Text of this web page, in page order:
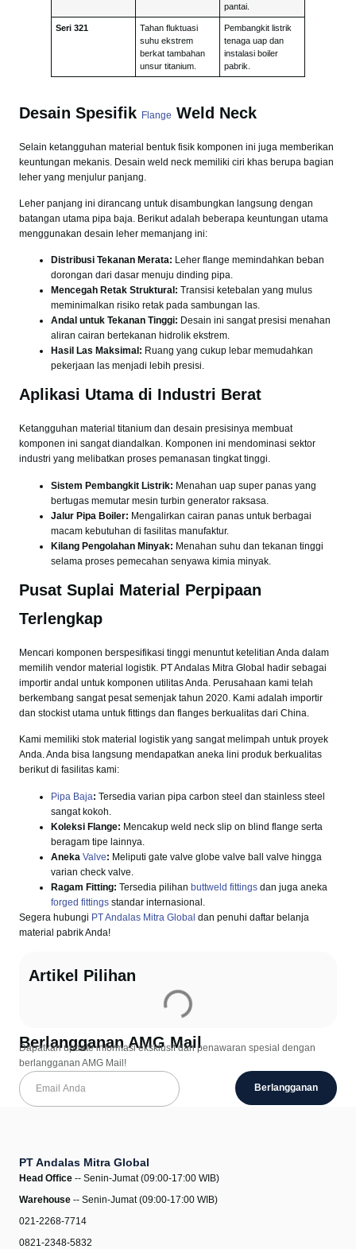
pantai.
Seri 321
Tahan fluktuasi
suhu ekstrem
berkat tambahan
unsur titanium.
Pembangkit listrik
tenaga uap dan
instalasi boiler
pabrik.
Desain Spesifik Flange Weld Neck
Selain ketangguhan material bentuk fisik komponen ini juga memberikan
keuntungan mekanis. Desain weld neck memiliki ciri khas berupa bagian
leher yang menjulur panjang.
Leher panjang ini dirancang untuk disambungkan langsung dengan
batangan utama pipa baja. Berikut adalah beberapa keuntungan utama
menggunakan desain leher memanjang ini:
Distribusi Tekanan Merata: Leher flange memindahkan beban
dorongan dari dasar menuju dinding pipa.
Mencegah Retak Struktural: Transisi ketebalan yang mulus
meminimalkan risiko retak pada sambungan las.
Andal untuk Tekanan Tinggi: Desain ini sangat presisi menahan
aliran cairan bertekanan hidrolik ekstrem.
Hasil Las Maksimal: Ruang yang cukup lebar memudahkan
pekerjaan las menjadi lebih presisi.
Aplikasi Utama di Industri Berat
Ketangguhan material titanium dan desain presisinya membuat
komponen ini sangat diandalkan. Komponen ini mendominasi sektor
industri yang melibatkan proses pemanasan tingkat tinggi.
Sistem Pembangkit Listrik: Menahan uap super panas yang
bertugas memutar mesin turbin generator raksasa.
Jalur Pipa Boiler: Mengalirkan cairan panas untuk berbagai
macam kebutuhan di fasilitas manufaktur.
Kilang Pengolahan Minyak: Menahan suhu dan tekanan tinggi
selama proses pemecahan senyawa kimia minyak.
Pusat Suplai Material Perpipaan
Terlengkap
Mencari komponen berspesifikasi tinggi menuntut ketelitian Anda dalam
memilih vendor material logistik. PT Andalas Mitra Global hadir sebagai
importir andal untuk komponen utilitas Anda. Perusahaan kami telah
berkembang sangat pesat semenjak tahun 2020. Kami adalah importir
dan stockist utama untuk fittings dan flanges berkualitas dari China.
Kami memiliki stok material logistik yang sangat melimpah untuk proyek
Anda. Anda bisa langsung mendapatkan aneka lini produk berkualitas
berikut di fasilitas kami:
Pipa Baja: Tersedia varian pipa carbon steel dan stainless steel
sangat kokoh.
Koleksi Flange: Mencakup weld neck slip on blind flange serta
beragam tipe lainnya.
Aneka Valve: Meliputi gate valve globe valve ball valve hingga
varian check valve.
Ragam Fitting: Tersedia pilihan buttweld fittings dan juga aneka
forged fittings standar internasional.
Segera hubungi PT Andalas Mitra Global dan penuhi daftar belanja
material pabrik Anda!
Artikel Pilihan
Berlangganan AMG Mail
Dapatkan update informasi eksklusif dan penawaran spesial dengan
berlangganan AMG Mail!
Berlangganan
PT Andalas Mitra Global
Head Office -- Senin-Jumat (09:00-17:00 WIB)
Warehouse -- Senin-Jumat (09:00-17:00 WIB)
021-2268-7714
0821-2348-5832